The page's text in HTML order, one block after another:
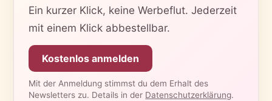
Ein kurzer Klick, keine Werbeflut. Jederzeit
mit einem Klick abbestellbar.
Kostenlos anmelden
Mit der Anmeldung stimmst du dem Erhalt des
Newsletters zu. Details in der Datenschutzerklärung.